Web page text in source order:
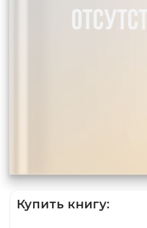
Купить книгу: